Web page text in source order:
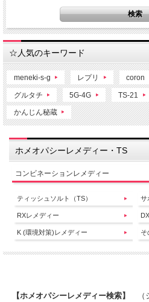
☆人気のキーワード
meneki-s-g レプリ coron
グルタチ 5G-4G TS-21
かんじん秘蔵
ホメオパシーレメディー・TS
コンビネーションレメディー
ティッシュソルト（TS）
RXレメディー
K (環境対策)レメディー
サ
そ
【ホメオパシーレメディー検索】